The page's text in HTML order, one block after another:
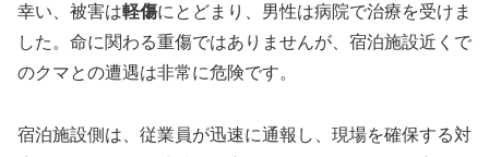
幸い、被害は軽傷にとどまり、男性は病院で治療を受けま
した。命に関わる重傷ではありませんが、宿泊施設近くで
のクマとの遭遇は非常に危険です。
宿泊施設側は、従業員が迅速に通報し、現場を確保する対